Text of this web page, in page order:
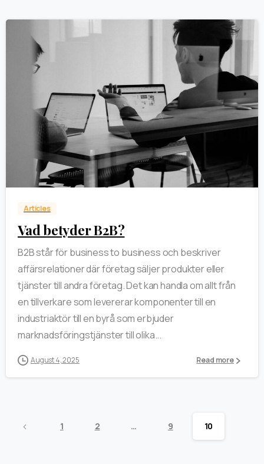
Articles
Vad betyder B2B?
B2B står för business to business och beskriver
affärsrelationer där företag säljer produkter eller
tjänster till andra företag. Det kan handla om allt från
en tillverkare som levererar komponenter till en
industriaktör till en byrå som erbjuder
marknadsföringstjänster till olika...
August 4, 2025 Read more
1 2 … 9 10